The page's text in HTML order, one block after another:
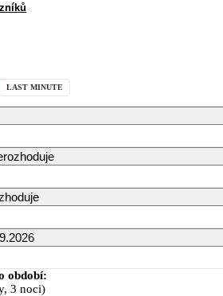
LAST MINUTE
období:
3 noci)